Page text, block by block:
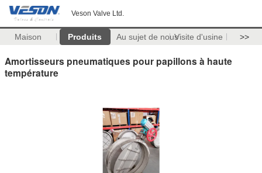
Veson Valve Ltd.
Maison Produits Au sujet de nousVisite d'usine >>
Amortisseurs pneumatiques pour papillons à haute
température